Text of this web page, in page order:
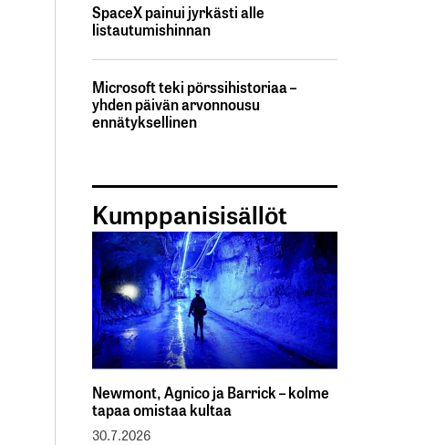
SpaceX painui jyrkästi alle
listautumishinnan
Microsoft teki pörssihistoriaa –
yhden päivän arvonnousu
ennätyksellinen
Kumppanisisällöt
Newmont, Agnico ja Barrick – kolme
tapaa omistaa kultaa
30.7.2026